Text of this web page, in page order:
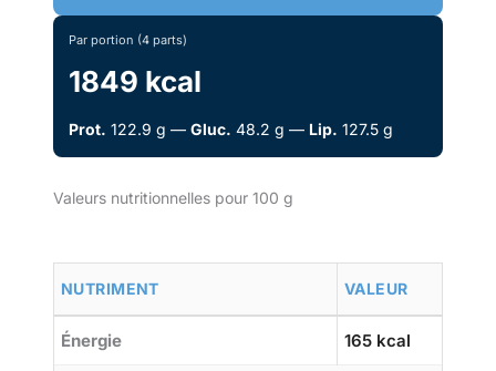
Par portion (4 parts)
1849 kcal
Prot. 122.9 g — Gluc. 48.2 g — Lip. 127.5 g
Valeurs nutritionnelles pour 100 g
NUTRIMENT VALEUR
Énergie 165 kcal